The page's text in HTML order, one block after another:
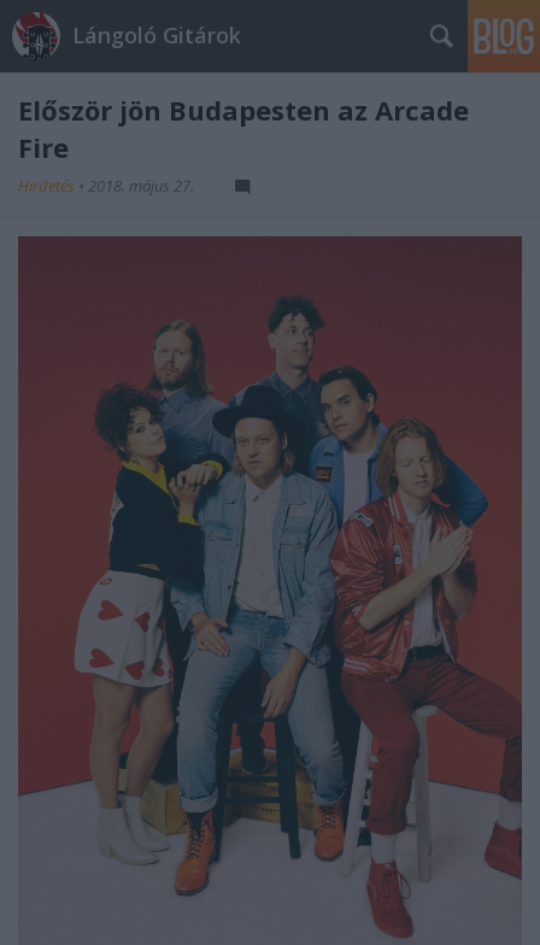
Lángoló Gitárok
Először jön Budapesten az Arcade
Fire
Hirdetés • 2018. május 27.